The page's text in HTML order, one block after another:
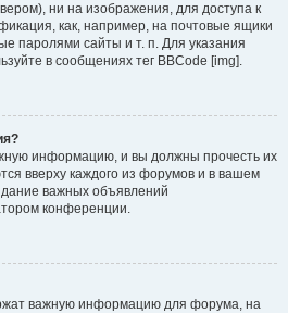
ни на изображения, для доступа к
как, например, на почтовые ящики
паролями сайты и т. п. Для указания
в сообщениях тег BBCode [img].
информацию, и вы должны прочесть их
вверху каждого из форумов и в вашем
важных объявлений
конференции.
важную информацию для форума, на